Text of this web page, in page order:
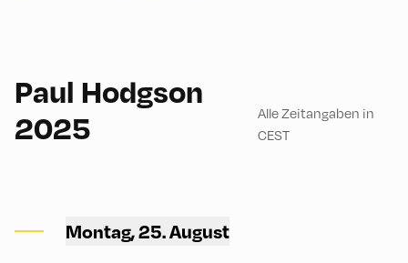
Paul Hodgson
2025
Alle Zeitangaben in
CEST
Montag, 25. August
Room